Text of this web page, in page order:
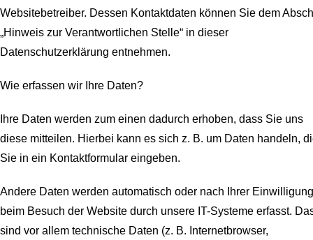
Websitebetreiber. Dessen Kontaktdaten können Sie dem
„Hinweis zur Verantwortlichen Stelle“ in dieser
Datenschutzerklärung entnehmen.
Wie erfassen wir Ihre Daten?
Ihre Daten werden zum einen dadurch erhoben, dass Sie uns
diese mitteilen. Hierbei kann es sich z. B. um Daten handeln,
Sie in ein Kontaktformular eingeben.
Andere Daten werden automatisch oder nach Ihrer Einwilligung
beim Besuch der Website durch unsere IT-Systeme erfasst.
sind vor allem technische Daten (z. B. Internetbrowser,